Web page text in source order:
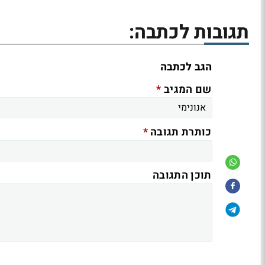
תגובות לכתבה:
הגב לכתבה
שם המגיב*
כותרת תגובה*
תוכן התגובה